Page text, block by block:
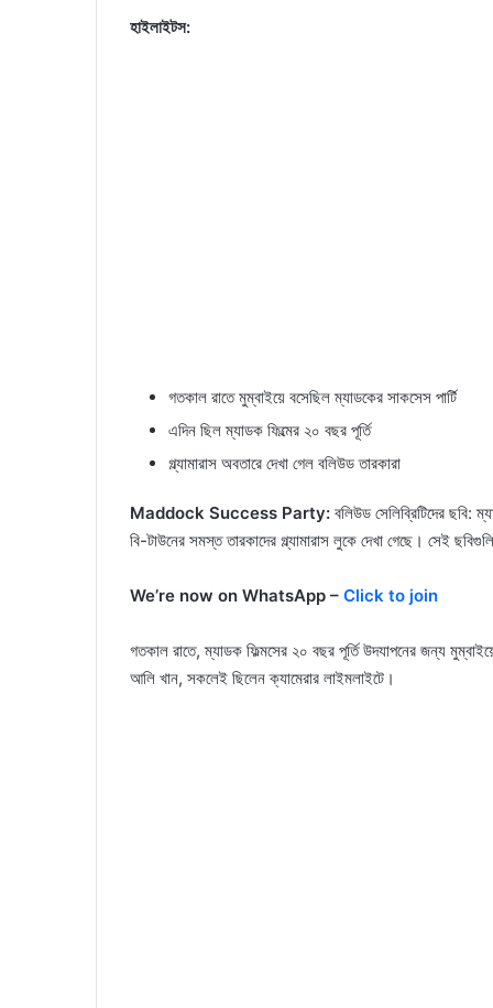
হাইলাইটস:
গতকাল রাতে মুম্বাইয়ে বসেছিল ম্যাডকের সাকসেস পার্টি
এদিন ছিল ম্যাডক ফিল্মের ২০ বছর পূর্তি
গ্ল্যামারাস অবতারে দেখা গেল বলিউড তারকারা
Maddock Success Party: বলিউড সেলিব্রিটিদের ছবি:
বি-টাউনের সমস্ত তারকাদের গ্ল্যামারাস লুকে দেখা গেছে। সেই
We’re now on WhatsApp – Click to join
গতকাল রাতে, ম্যাডক ফিল্মসের ২০ বছর পূর্তি উদযাপনের জন্য
আলি খান, সকলেই ছিলেন ক্যামেরার লাইমলাইটে।